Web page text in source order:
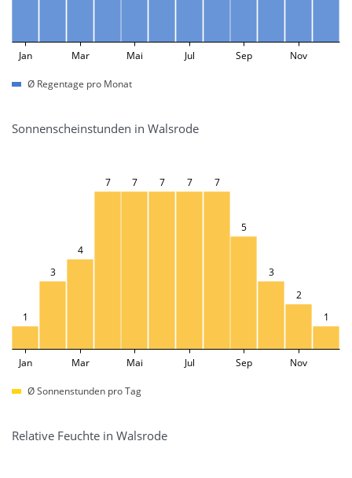
Jan Mar Mai Jul Sep Nov
Ø Regentage pro Monat
Sonnenscheinstunden in Walsrode
1
3
4
7 7 7 7 7
5
3
2
1
Jan Mar Mai Jul Sep Nov
Ø Sonnenstunden pro Tag
Relative Feuchte in Walsrode